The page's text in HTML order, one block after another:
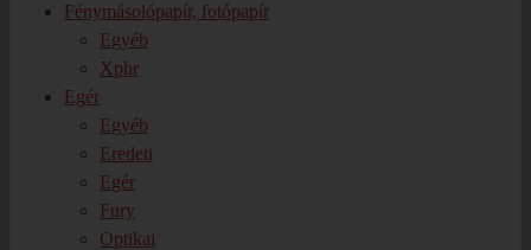
Fénymásolópapír, fotópapír
Egyéb
Xphr
Egér
Egyéb
Eredeti
Egér
Fury
Optikai